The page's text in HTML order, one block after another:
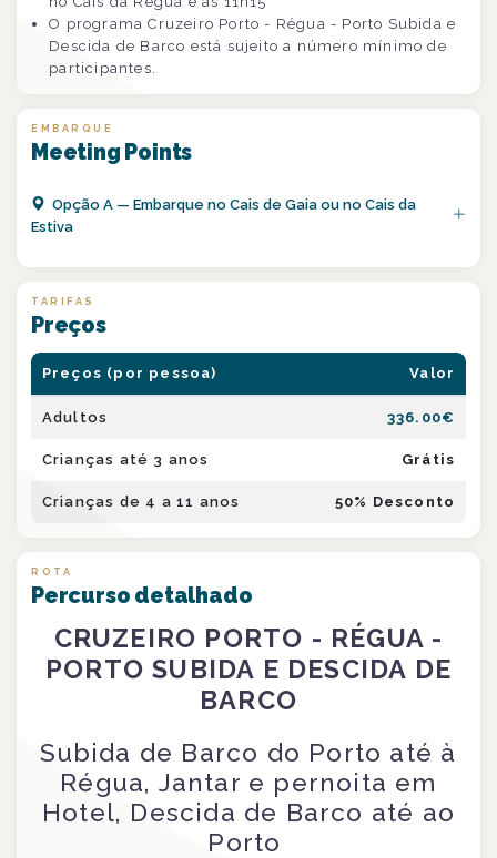
O programa Cruzeiro Porto - Régua - Porto Subida e
Descida de Barco está sujeito a número mínimo de
participantes.
EMBARQUE
Meeting Points
OpçãoA —Embarque no Cais de Gaia ou no Cais da
Estiva
TARIFAS
Preços
Preços (por pessoa) Valor
Adultos 336.00€
Crianças até 3 anos Grátis
Crianças de 4 a 11 anos 50% Desconto
ROTA
Percurso detalhado
CRUZEIRO PORTO - RÉGUA -
PORTO SUBIDA E DESCIDA DE
BARCO
Subida de Barco do Porto até à
Régua, Jantar e pernoita em
Hotel, Descida de Barco até ao
Porto